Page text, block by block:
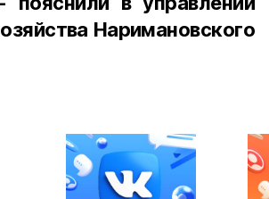
Наримановского